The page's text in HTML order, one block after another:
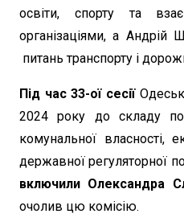
освіти, спорту та
організаціями, а Андрій
питань транспорту і
Під час 33-ої сесії
2024 року до складу
комунальної власності,
державної регуляторної
включили Олександра
очолив цю комісію.